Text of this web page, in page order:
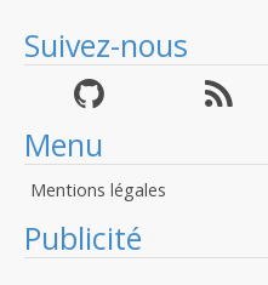
Suivez-nous
Menu
Mentions légales
Publicité